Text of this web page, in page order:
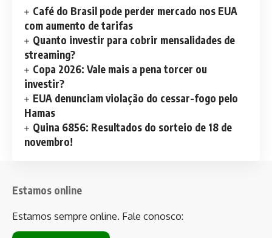
Café do Brasil pode perder mercado nos EUA
com aumento de tarifas
Quanto investir para cobrir mensalidades de
streaming?
Copa 2026: Vale mais a pena torcer ou
investir?
EUA denunciam violação do cessar-fogo pelo
Hamas
Quina 6856: Resultados do sorteio de 18 de
novembro!
Estamos online
Estamos sempre online. Fale conosco: